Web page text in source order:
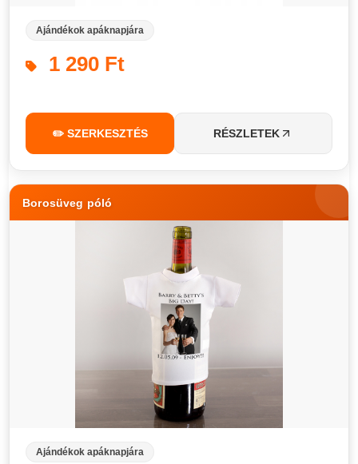
Ajándékok apáknapjára
1 290 Ft
✏️ SZERKESZTÉS RÉSZLETEK
Borosüveg póló
Ajándékok apáknapjára